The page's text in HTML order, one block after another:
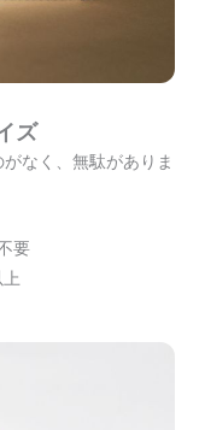
ズ
なく、無駄がありま
要